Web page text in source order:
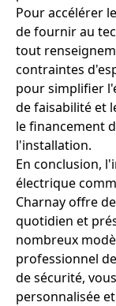
Pour accélérer
de fournir au
tout
contraintes
pour simplifier
de faisabilité et
le financement
l'installation.
En conclusion,
électrique
Charnay offre
quotidien et
nombreux
professionnel
de sécurité,
personnalisée